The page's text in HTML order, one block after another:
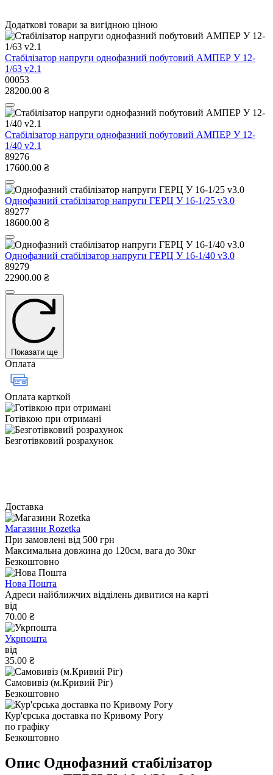
Додаткові товари за вигідною ціною
Стабілізатор напруги однофазний побутовий АМПЕР У 12-
1/63 v2.1
00053
28200.00 ₴
Стабілізатор напруги однофазний побутовий АМПЕР У 12-
1/40 v2.1
89276
17600.00 ₴
Однофазний стабілізатор напруги ГЕРЦ У 16-1/25 v3.0
89277
18600.00 ₴
Однофазний стабілізатор напруги ГЕРЦ У 16-1/40 v3.0
89279
22900.00 ₴
Показати ще
Оплата
Оплата карткой
Готівкою при отримані
Безготівковий розрахунок
Доставка
Магазини Rozetka
При замовлені від 500 грн
Максимальна довжина до 120см, вага до 30кг
Безкоштовно
Нова Пошта
Адреси найближчих відділень дивитися на карті
від
70.00 ₴
Укрпошта
від
35.00 ₴
Самовивіз (м.Кривий Ріг)
Безкоштовно
Кур'єрська доставка по Кривому Рогу
по графіку
Безкоштовно
Опис Однофазний стабілізатор